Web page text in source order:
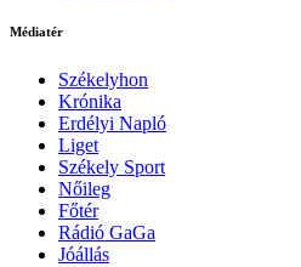
Médiatér
Székelyhon
Krónika
Erdélyi Napló
Liget
Székely Sport
Nőileg
Főtér
Rádió GaGa
Jóállás